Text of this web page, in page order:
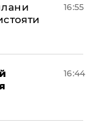
16:55
16:44